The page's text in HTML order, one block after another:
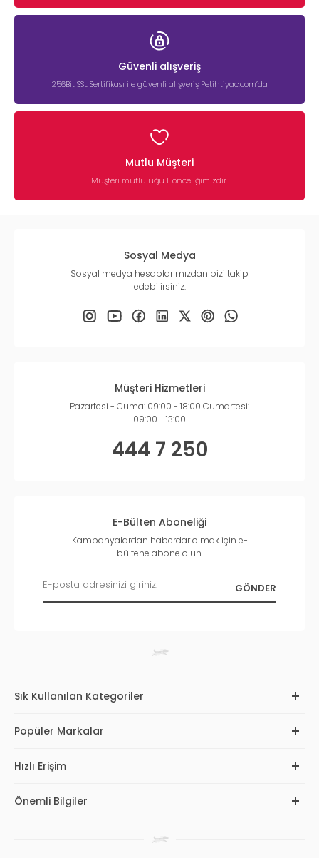
Güvenli alışveriş
256Bit SSL Sertifikası ile güvenli alışveriş Petihtiyac.com’da
Mutlu Müşteri
Müşteri mutluluğu 1. önceliğimizdir.
Sosyal Medya
Sosyal medya hesaplarımızdan bizi takip
edebilirsiniz.
Müşteri Hizmetleri
Pazartesi - Cuma: 09:00 - 18:00 Cumartesi:
09:00 - 13:00
444 7 250
E-Bülten Aboneliği
Kampanyalardan haberdar olmak için e-
bültene abone olun.
Sık Kullanılan Kategoriler
Popüler Markalar
Hızlı Erişim
Önemli Bilgiler